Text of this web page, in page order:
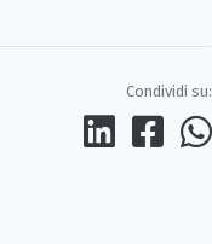
Condividi su: